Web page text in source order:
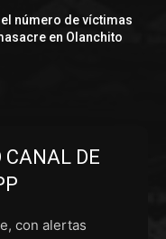
número de víctimas
en Olanchito
CANAL DE
con alertas